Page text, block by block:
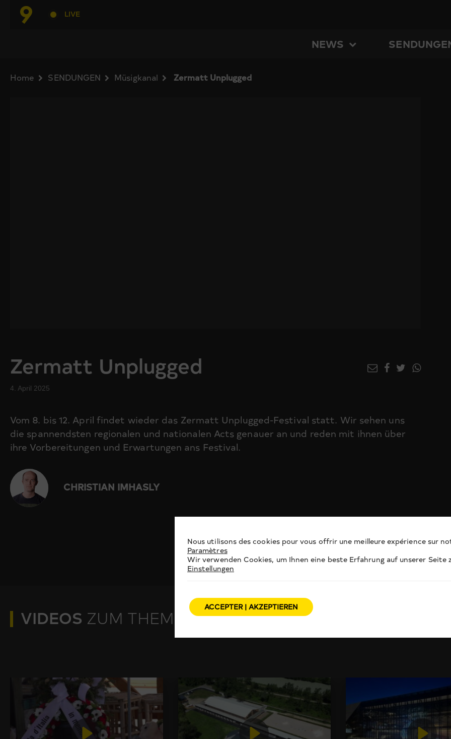
LIVE
NEWS
Home SENDUNGEN Müsigkanal Zermatt Unplugged
Zermatt Unplugged
4. April 2025
Vom 8. bis 12. April findet wieder das Zermatt Unplugged-Festival statt. Wir sehen uns
die spannendsten regionalen und nationalen Acts genauer an und reden mit ihnen über
ihre Vorbereitungen und Erwartungen ans Festival.
CHRISTIAN IMHASLY
VIDEOS ZUM THEMA
Nous utilisons des cookies pour vous offrir une meilleure expérience sur
Paramètres
Wir verwenden Cookies, um Ihnen eine beste Erfahrung auf unserer Seite
Einstellungen
ACCEPTER | AKZEPTIEREN